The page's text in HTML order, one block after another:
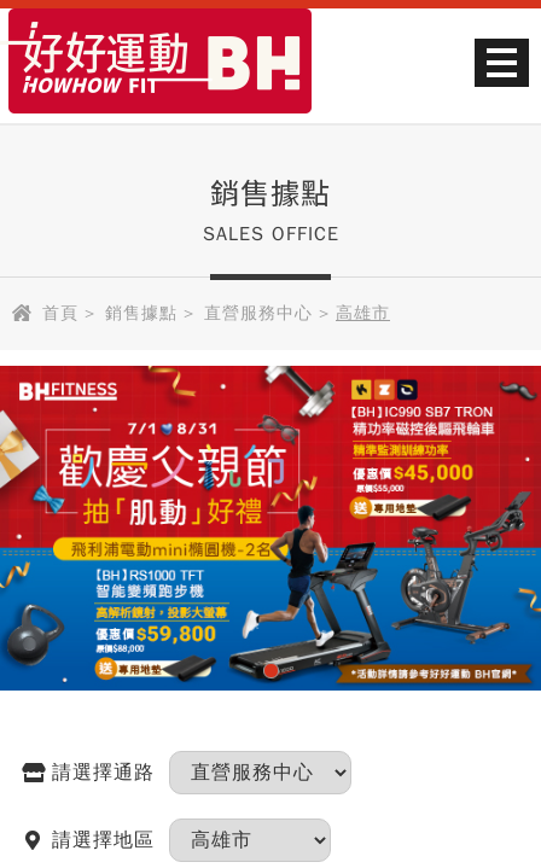
銷售據點
SALES OFFICE
首頁 > 銷售據點 > 直營服務中心 > 高雄市
請選擇通路
請選擇地區